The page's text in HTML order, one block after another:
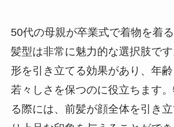
50代の母親が卒業式で着物を着
髪型は非常に魅力的な選択肢で
形を引き立てる効果があり、年
若々しさを保つのに役立ちます
る際には、前髪が顔全体を引き